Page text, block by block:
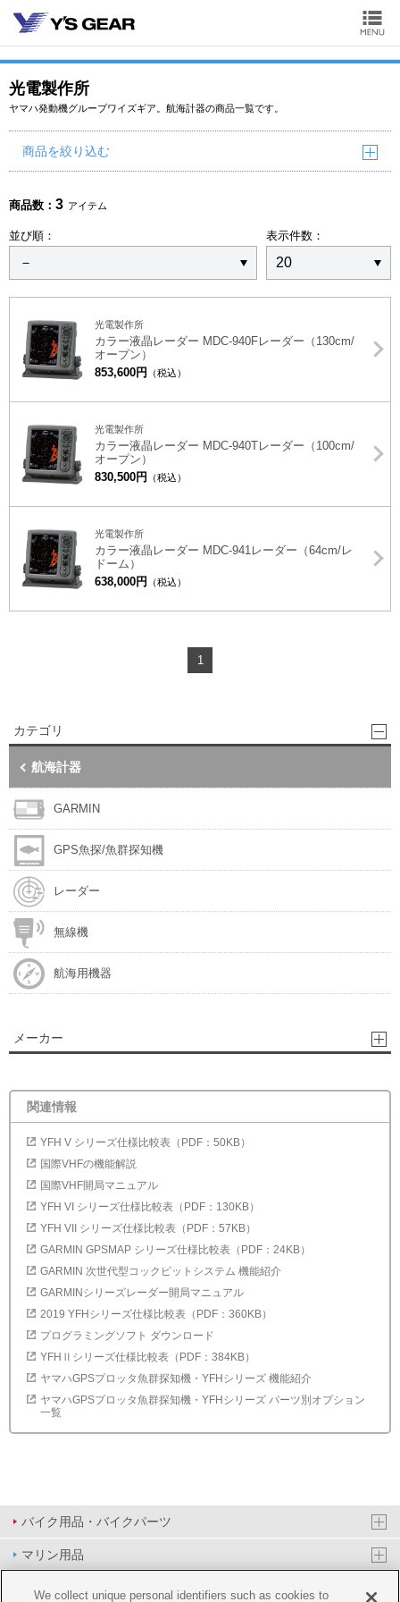
光電製作所
ヤマハ発動機グループワイズギア。航海計器の商品一覧です。
商品を絞り込む
商品数： 3 アイテム
並び順： 表示件数：
光電製作所
カラー液晶レーダー MDC-940Fレーダー（130cm/
オープン）
853,600円
（税込）
光電製作所
カラー液晶レーダー MDC-940Tレーダー（100cm/
オープン）
830,500円
（税込）
光電製作所
カラー液晶レーダー MDC-941レーダー（64cm/レ
ドーム）
638,000円
（税込）
1
カテゴリ
航海計器
GARMIN
GPS魚探/魚群探知機
レーダー
無線機
航海用機器
メーカー
関連情報
YFH V シリーズ仕様比較表（PDF：50KB）
国際VHFの機能解説
国際VHF開局マニュアル
YFH VI シリーズ仕様比較表（PDF：130KB）
YFH VII シリーズ仕様比較表（PDF：57KB）
GARMIN GPSMAP シリーズ仕様比較表（PDF：24KB）
GARMIN 次世代型コックピットシステム 機能紹介
GARMINシリーズレーダー開局マニュアル
2019 YFHシリーズ仕様比較表（PDF：360KB）
プログラミングソフト ダウンロード
YFHⅡシリーズ仕様比較表（PDF：384KB）
ヤマハGPSプロッタ魚群探知機・YFHシリーズ 機能紹介
ヤマハGPSプロッタ魚群探知機・YFHシリーズ パーツ別オプション
一覧
バイク用品・バイクパーツ
マリン用品
PAS/YPJ用品
We collect unique personal identifiers such as cookies to